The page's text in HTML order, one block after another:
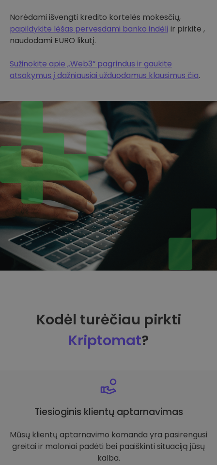
Norėdami išvengti kredito kortelės mokesčių,
papildykite lėšas pervesdami banko indėlį ir pirkite ,
naudodami EURO likutį.
Sužinokite apie „Web3“ pagrindus ir gaukite
atsakymus į dažniausiai užduodamus klausimus čia.
Kodėl turėčiau pirkti
Kriptomat?
Tiesioginis klientų aptarnavimas
Mūsų klientų aptarnavimo komanda yra pasirengusi
greitai ir maloniai padėti bei paaiškinti situaciją jūsų
kalba.